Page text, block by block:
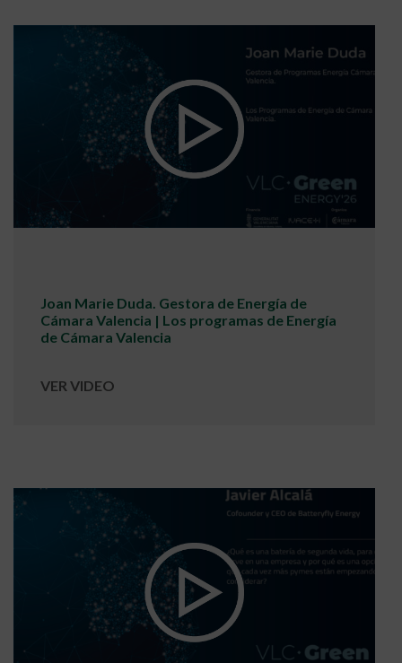
Joan Marie Duda. Gestora de Energía de
Cámara Valencia | Los programas de Energía
de Cámara Valencia
VER VIDEO